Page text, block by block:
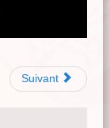
Suivant